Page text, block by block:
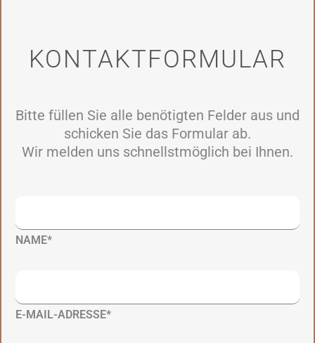
KONTAKT­FORMULAR
Bitte füllen Sie alle benötigten Felder aus und
schicken Sie das Formular ab.
Wir melden uns schnellstmöglich bei Ihnen.
NAME*
E-MAIL-ADRESSE*